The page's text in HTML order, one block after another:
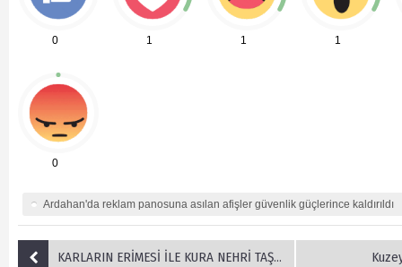
0 1 1 1
0
Ardahan'da reklam panosuna asılan afişler güvenlik güçlerince kaldırıldı
KARLARIN ERİMESİ İLE KURA NEHRİ TAŞTI, OVA GÖLE DÖNDÜ